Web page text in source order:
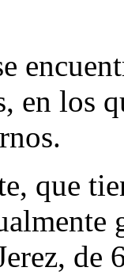
en los
que